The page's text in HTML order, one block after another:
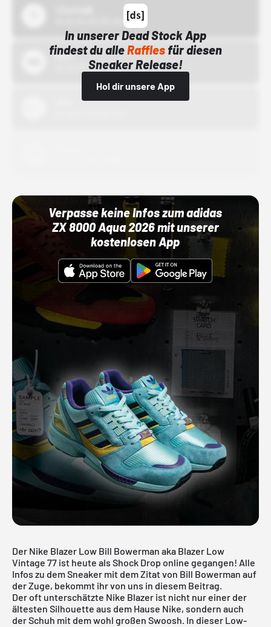
In unserer Dead Stock App
findest du alleRafflesfür diesen
Sneaker Release!
Hol dir unsere App
Bstn
01.10.22 00:00 Uhr
Verpasse keine Infos zum adidas
ZX 8000 Aqua 2026 mit unserer
kostenlosen App
Der Nike Blazer Low Bill Bowerman aka Blazer Low
Vintage 77 ist heute als Shock Drop online gegangen! Alle
Infos zu dem Sneaker mit dem Zitat von Bill Bowerman auf
der Zuge, bekommt ihr von uns in diesem Beitrag.
Der oft unterschätzte Nike Blazer ist nicht nur einer der
ältesten Silhouette aus dem Hause Nike, sondern auch
der Schuh mit dem wohl großen Swoosh. In dieser Low-